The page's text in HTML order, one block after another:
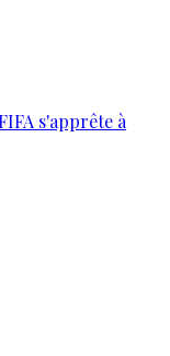
s'apprête à